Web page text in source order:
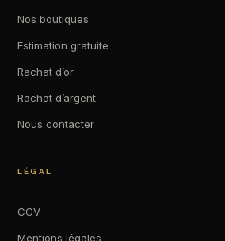
Nos boutiques
Estimation gratuite
Rachat d’or
Rachat d’argent
Nous contacter
LÉGAL
CGV
Mentions légales